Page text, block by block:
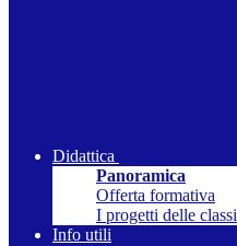
Didattica
Panoramica
Offerta formativa
I progetti delle classi
Info utili